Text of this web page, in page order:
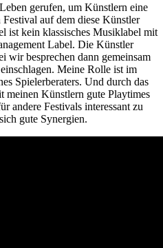
gerufen, um Künstlern eine
auf dem diese Künstler
ist kein klassisches Musiklabel mit
Label. Die Künstler
wir besprechen dann gemeinsam
Meine Rolle ist im
Spielerberaters. Und durch das
meinen Künstlern gute Playtimes
andere Festivals interessant zu
gute Synergien.